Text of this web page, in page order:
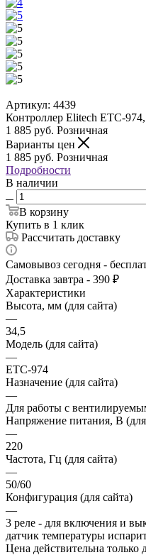
Артикул: 4439
Контроллер Elitech ETC-974,
1 885 руб. Розничная
Варианты цен
1 885 руб. Розничная
Подробности
В наличии
В корзину
Купить в 1 клик
Рассчитать доставку
Самовывоз сегодня -
Доставка завтра - 390 ₽
Характеристики
Высота, мм (для сайта)
—
34,5
Модель (для сайта)
—
ETC-974
Назначение (для сайта)
—
Для работы с
Напряжение питания, В (для
—
220
Частота, Гц (для сайта)
—
50/60
Конфигурация (для сайта)
—
3 реле - для включения и
датчик температуры
Цена действительна только